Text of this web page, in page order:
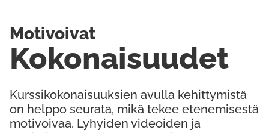
Kurssikokonaisuuksien avulla kehittymistä
on helppo seurata, mikä tekee etenemisestä
motivoivaa. Lyhyiden videoiden ja
Kokonaisuudet
Motivoivat